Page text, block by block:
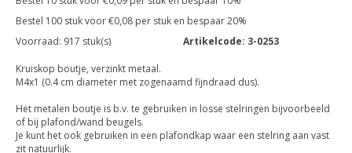
Bestel 100 stuk voor €0,08 per stuk en bespaar 20%
Voorraad: 917 stuk(s) Artikelcode: 3-0253
Kruiskop boutje, verzinkt metaal.
M4x1 (0.4 cm diameter met zogenaamd fijndraad dus).
Het metalen boutje is b.v. te gebruiken in losse stelringen bijvoorbeeld
of bij plafond/wand beugels.
Je kunt het ook gebruiken in een plafondkap waar een stelring aan vast
zit natuurlijk.